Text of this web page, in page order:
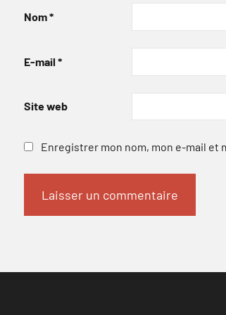
Nom*
E-mail *
Site web
Enregistrer mon nom, mon e-mail et